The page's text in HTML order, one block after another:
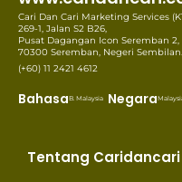
Cari Dan Cari Marketing Services
269-1, Jalan S2 B26,
Pusat Dagangan Icon Seremban 2,
70300 Seremban, Negeri Sembilan.
(+60) 11 2421 4612
BahasaB. Malaysia Negara
Tentang Caridancari